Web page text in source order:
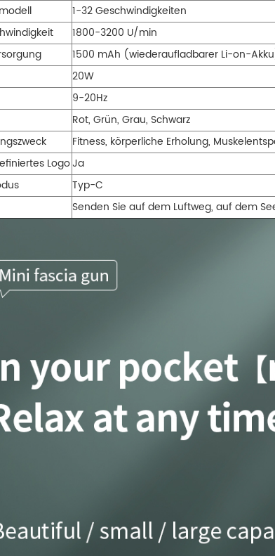
1-32 Geschwindigkeiten
1800-3200 U/min
1500 mAh (wiederaufladbarer Li-on-
20W
9-20Hz
Rot, Grün, Grau, Schwarz
Fitness, körperliche Erholung,
LogoJa
Typ-C
Senden Sie auf dem Luftweg, auf dem